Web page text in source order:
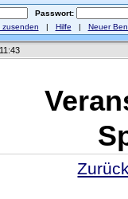
Passwort:
zusenden | Hilfe | Neuer